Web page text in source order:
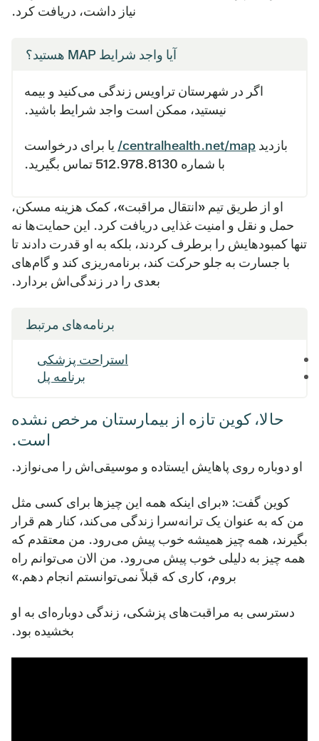
نیاز داشت، دریافت کرد.
آیا واجد شرایط MAP هستید؟
اگر در شهرستان تراویس زندگی می‌کنید و بیمه
نیستید، ممکن است واجد شرایط باشید.
بازدید centralhealth.net/map/ یا برای درخواست
با شماره ‎512.978.8130 تماس بگیرید.
او از طریق تیم «انتقال مراقبت»، کمک هزینه مسکن،
حمل و نقل و امنیت غذایی دریافت کرد. این حمایت‌ها نه
تنها کمبودهایش را برطرف کردند، بلکه به او قدرت دادند تا
با جسارت به جلو حرکت کند، برنامه‌ریزی کند و گام‌های
بعدی را در زندگی‌اش بردارد.
برنامه‌های مرتبط
استراحت پزشکی
برنامه پل
حالا، کوین تازه از بیمارستان مرخص نشده
است.
او دوباره روی پاهایش ایستاده و موسیقی‌اش را می‌نوازد.
کوین گفت: «برای اینکه همه این چیزها برای کسی مثل
من که به عنوان یک ترانه‌سرا زندگی می‌کند، کنار هم قرار
بگیرند، همه چیز همیشه خوب پیش می‌رود. من معتقدم که
همه چیز به دلیلی خوب پیش می‌رود. من الان می‌توانم راه
بروم، کاری که قبلاً نمی‌توانستم انجام دهم.»
دسترسی به مراقبت‌های پزشکی، زندگی دوباره‌ای به او
بخشیده بود.